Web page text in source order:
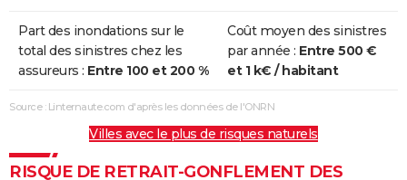
Part des inondations sur le
total des sinistres chez les
assureurs : Entre 100 et 200 %
Coût moyen des sinistres
par année : Entre 500 €
et 1 k€ / habitant
Source : Linternaute.com d'après les données de l'ONRN
Villes avec le plus de risques naturels
RISQUE DE RETRAIT-GONFLEMENT DES